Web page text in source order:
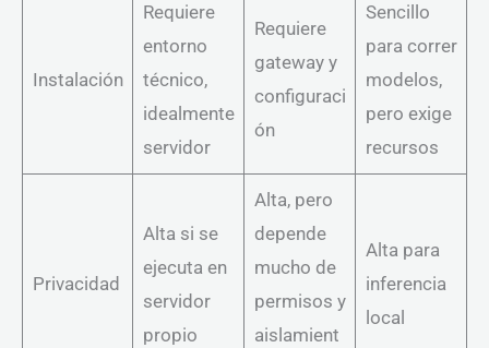
Instalación
Requiere
entorno
técnico,
idealmente
servidor
Requiere
gateway y
configuraci
ón
Sencillo
para correr
modelos,
pero exige
recursos
Privacidad
Alta si se
ejecuta en
servidor
propio
Alta, pero
depende
mucho de
permisos y
aislamient
Alta para
inferencia
local